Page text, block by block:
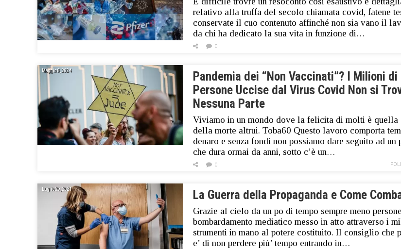
relativo alla truffa del secolo chiamata covid, fatene
conservate il cuo contenuto affinché non sia vano il
da chi ha dedicato la sua vita in funzione di…
0
Maggio 8, 2024
Pandemia dei “Non Vaccinati”? I Milioni di
Persone Uccise dal Virus Covid Non si
Nessuna Parte
Viviamo in un mondo dove la felicita di molti è quella
della morte altrui. Toba60 Questo lavoro comporta
denaro e senza fondi non possiamo dare seguito ad un
che dura ormai da anni, sotto c’è un…
0
Luglio 29, 2021 La Guerra della Propaganda e Come
Grazie al cielo da un po di tempo sempre meno
bombardamento mediatico messo in atto attraverso i
strumenti in mano al potere costituito. Il consiglio che
e’ di non perdere più’ tempo entrando in…